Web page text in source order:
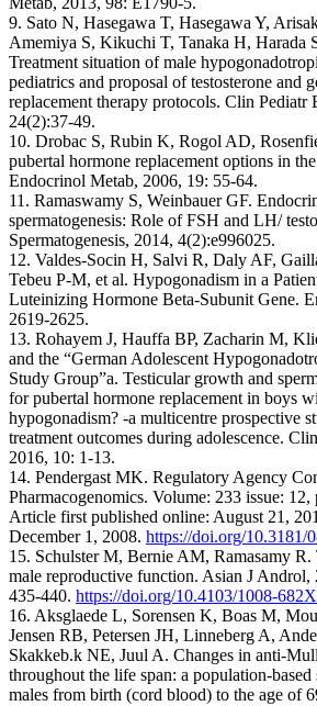
9. Sato N, Hasegawa T, Hasegawa Y,
Amemiya S, Kikuchi T, Tanaka H, Harada
Treatment situation of male
pediatrics and proposal of testosterone and
replacement therapy protocols. Clin Pediatr
24(2):37-49.
10. Drobac S, Rubin K, Rogol AD,
pubertal hormone replacement options in
Endocrinol Metab, 2006, 19: 55-64.
11. Ramaswamy S, Weinbauer GF.
spermatogenesis: Role of FSH and LH/
Spermatogenesis, 2014, 4(2):e996025.
12. Valdes-Socin H, Salvi R, Daly AF,
Tebeu P-M, et al. Hypogonadism in a
Luteinizing Hormone Beta-Subunit Gene.
2619-2625.
13. Rohayem J, Hauffa BP, Zacharin M,
and the “German Adolescent
Study Group”a. Testicular growth and
for pubertal hormone replacement in boys
hypogonadism? -a multicentre prospective
treatment outcomes during adolescence.
2016, 10: 1-13.
14. Pendergast MK. Regulatory Agency
Pharmacogenomics. Volume: 233 issue: 12,
Article first published online: August 21,
December 1, 2008. https://doi.org/10.3181/
15. Schulster M, Bernie AM, Ramasamy
male reproductive function. Asian J Androl,
435-440. https://doi.org/10.4103/1008-
16. Aksglaede L, Sorensen K, Boas M,
Jensen RB, Petersen JH, Linneberg A,
Skakkeb.k NE, Juul A. Changes in anti-
throughout the life span: a population-
males from birth (cord blood) to the age of